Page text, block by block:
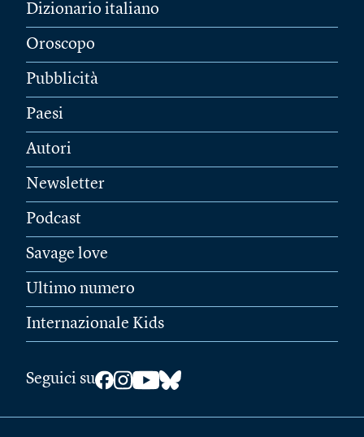
Dizionario italiano
Oroscopo
Pubblicità
Paesi
Autori
Newsletter
Podcast
Savage love
Ultimo numero
Internazionale Kids
Seguici su